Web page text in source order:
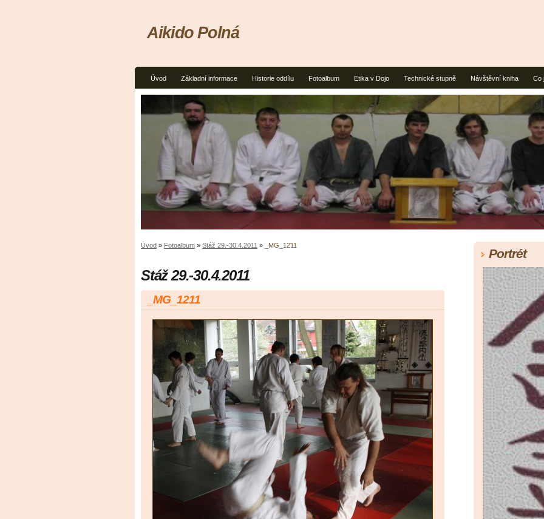
Úvod Základní informace Historie oddílu Fotoalbum Etika v Dojo Technické stupně Návštěvní kniha Co
Aikido Polná
Úvod » Fotoalbum » Stáž 29.-30.4.2011 » _MG_1211
Stáž 29.-30.4.2011
_MG_1211
Portrét